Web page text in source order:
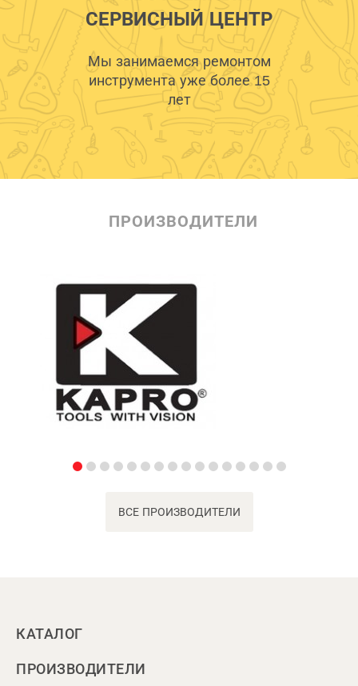
СЕРВИСНЫЙ ЦЕНТР
Мы занимаемся ремонтом
инструмента уже более 15
лет
ПРОИЗВОДИТЕЛИ
ВСЕ ПРОИЗВОДИТЕЛИ
КАТАЛОГ
ПРОИЗВОДИТЕЛИ